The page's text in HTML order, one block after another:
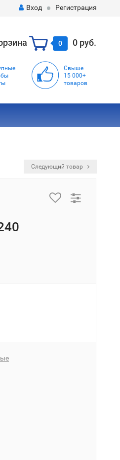
Вход Регистрация
0 0 руб.
Свыше
15 000+
товаров
Следующий товар